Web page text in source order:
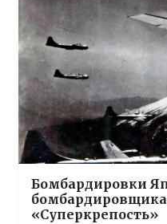
Бомбардировки
«Суперкрепость»